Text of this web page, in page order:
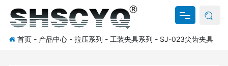
网站首页
首页 - 产品中心 - 拉压系列 - 工装夹具系列 - SJ-023尖齿夹具